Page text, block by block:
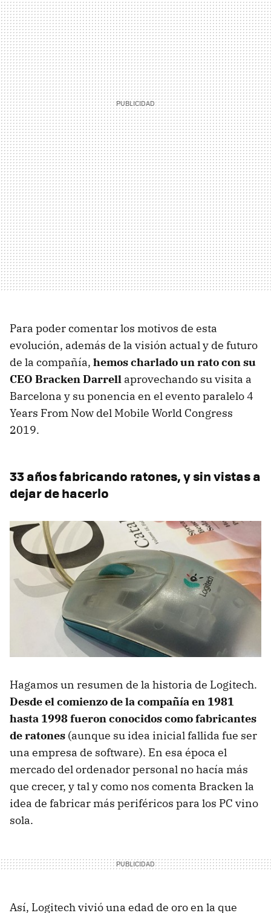
Para poder comentar los motivos de esta
evolución, además de la visión actual y de futuro
de la compañía, hemos charlado un rato con su
CEO Bracken Darrell aprovechando su visita a
Barcelona y su ponencia en el evento paralelo 4
Years From Now del Mobile World Congress
2019.
33 años fabricando ratones, y sin vistas a
dejar de hacerlo
Hagamos un resumen de la historia de Logitech.
Desde el comienzo de la compañía en 1981
hasta 1998 fueron conocidos como fabricantes
de ratones (aunque su idea inicial fallida fue ser
una empresa de software). En esa época el
mercado del ordenador personal no hacía más
que crecer, y tal y como nos comenta Bracken la
idea de fabricar más periféricos para los PC vino
sola.
Así, Logitech vivió una edad de oro en la que